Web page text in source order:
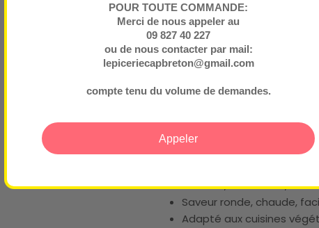
Ce mélange n’a pas de
comptentjusqu’à 30
Mais chez Nomie, on
bio va à l’essentiel, avec
Tous les ingrédients sont
et assemblés dans notre
Pourquoi choisir le ras el
Recette exclusive maison
Sans sel, sans sucre,
Saveur ronde, chaude,
Adapté aux cuisines
POUR TOUTE COMMANDE:
Merci de nous appeler au
09 827 40 227
ou de nous contacter par mail:
lepiceriecapbreton@gmail.com
compte tenu du volume de demandes.
Appeler